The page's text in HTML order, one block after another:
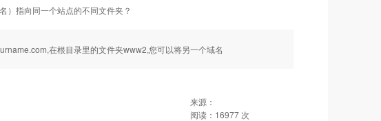
）指向同一个站点的不同文件夹？
在根目录里的文件夹www2,您可以将另一个域名
来源：
阅读： 16977 次